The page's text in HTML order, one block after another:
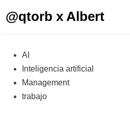
@qtorb x Albert
Publicado
en
AI
Inteligencia artificial
Management
trabajo